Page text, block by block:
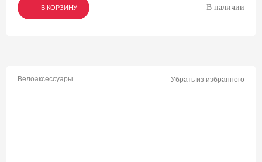
В КОРЗИНУ
В КОРЗИНУ
В КОРЗИНУ В наличии
Велоаксессуары Убрать из избранного